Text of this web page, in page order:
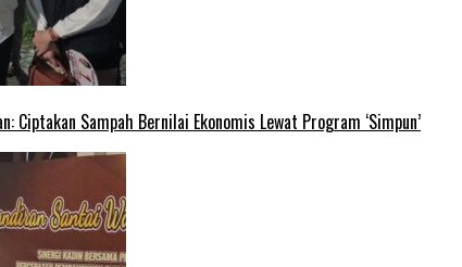
Ciptakan Sampah Bernilai Ekonomis Lewat Program ‘Simpun’